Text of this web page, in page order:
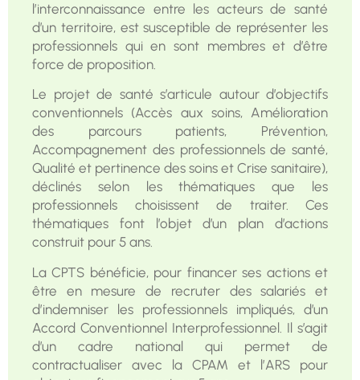
l’interconnaissance entre les acteurs de santé
d’un territoire, est susceptible de représenter les
professionnels qui en sont membres et d’être
force de proposition.
Le projet de santé s’articule autour d’objectifs
conventionnels (Accès aux soins, Amélioration
des parcours patients, Prévention,
Accompagnement des professionnels de santé,
Qualité et pertinence des soins et Crise sanitaire),
déclinés selon les thématiques que les
professionnels choisissent de traiter. Ces
thématiques font l’objet d’un plan d’actions
construit pour 5 ans.
La CPTS bénéficie, pour financer ses actions et
être en mesure de recruter des salariés et
d’indemniser les professionnels impliqués, d’un
Accord Conventionnel Interprofessionnel. Il s’agit
d’un cadre national qui permet de
contractualiser avec la CPAM et l’ARS pour